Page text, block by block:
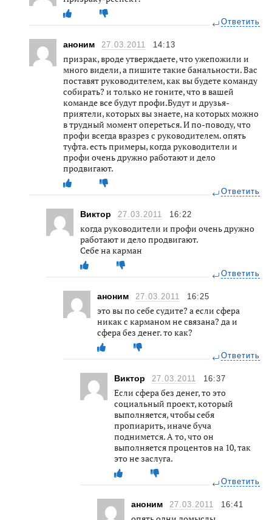
Ответить
аноним 27.03.2011 14:13
призрак, вроде утверждаете, что ужепожили и
много видели, а пишите такие банальности. Вас
поставят руководителем, как вы будете команду
собирать? и только не гоните, что в вашей
команде все будут профи.Будут и друзья-
приятели, которых вы знаете, на которых можно
в трудный момент опереться. И по-поводу, что
профи всегда вразрез с руководителем. опять
туфта. есть примеры, когда руководители и
профи очень дружно работают и дело
продвигают.
Ответить
Виктор 27.03.2011 16:22
когда руководители и профи очень дружно
работают и дело продвигают.
Себе на карман
Ответить
аноним 27.03.2011 16:25
это вы по себе судите? а если сфера
никак с карманом не связана? да и
сфера без денег. то как?
Ответить
Виктор 27.03.2011 16:37
Если сфера без денег, то это
социальный проект, который
выполняется, чтобы себя
пропиарить, иначе буча
поднимется. А то, что он
выполняется процентов на 10, так
это не заслуга.
Ответить
аноним 27.03.2011 16:41